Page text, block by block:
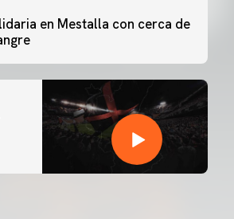
en Mestalla con cerca de